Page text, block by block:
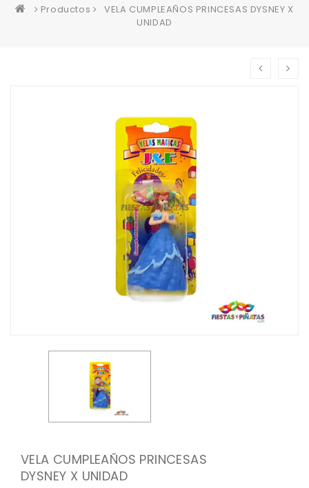
Productos
VELA CUMPLEAÑOS PRINCESAS DYSNEY X
UNIDAD
VELA CUMPLEAÑOS PRINCESAS
DYSNEY X UNIDAD